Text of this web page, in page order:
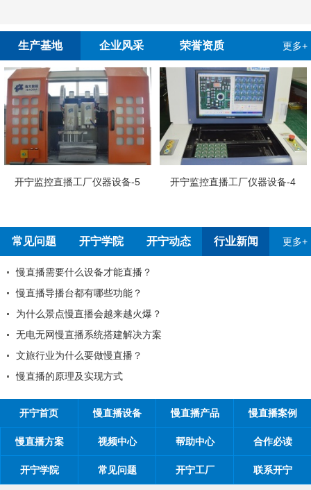
生产基地 企业风采 荣誉资质 更多+
开宁监控直播工厂仪器设备-5 开宁监控直播工厂仪器设备-4
常见问题 开宁学院 开宁动态 行业新闻 更多+
慢直播需要什么设备才能直播？
慢直播导播台都有哪些功能？
为什么景点慢直播会越来越火爆？
无电无网慢直播系统搭建解决方案
文旅行业为什么要做慢直播？
慢直播的原理及实现方式
开宁首页 慢直播设备 慢直播产品 慢直播案例
慢直播方案 视频中心 帮助中心 合作必读
开宁学院 常见问题 开宁工厂 联系开宁